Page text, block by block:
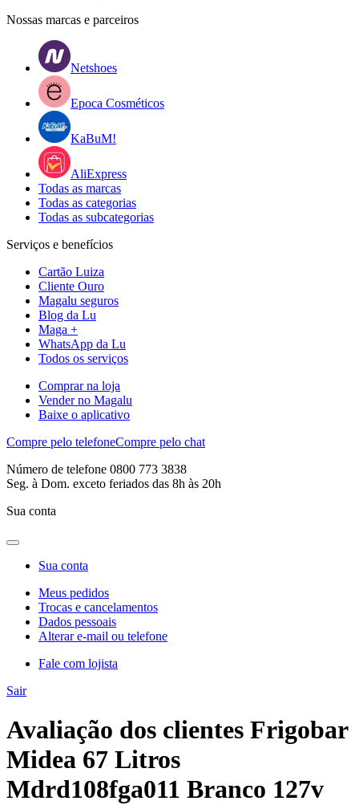
Nossas marcas e parceiros
Netshoes
Epoca Cosméticos
KaBuM!
AliExpress
Todas as marcas
Todas as categorias
Todas as subcategorias
Serviços e benefícios
Cartão Luiza
Cliente Ouro
Magalu seguros
Blog da Lu
Maga +
WhatsApp da Lu
Todos os serviços
Comprar na loja
Vender no Magalu
Baixe o aplicativo
Compre pelo telefoneCompre pelo chat
Número de telefone 0800 773 3838
Seg. à Dom. exceto feriados das 8h às 20h
Sua conta
Sua conta
Meus pedidos
Trocas e cancelamentos
Dados pessoais
Alterar e-mail ou telefone
Fale com lojista
Sair
Avaliação dos clientes Frigobar
Midea 67 Litros
Mdrd108fga011 Branco 127v